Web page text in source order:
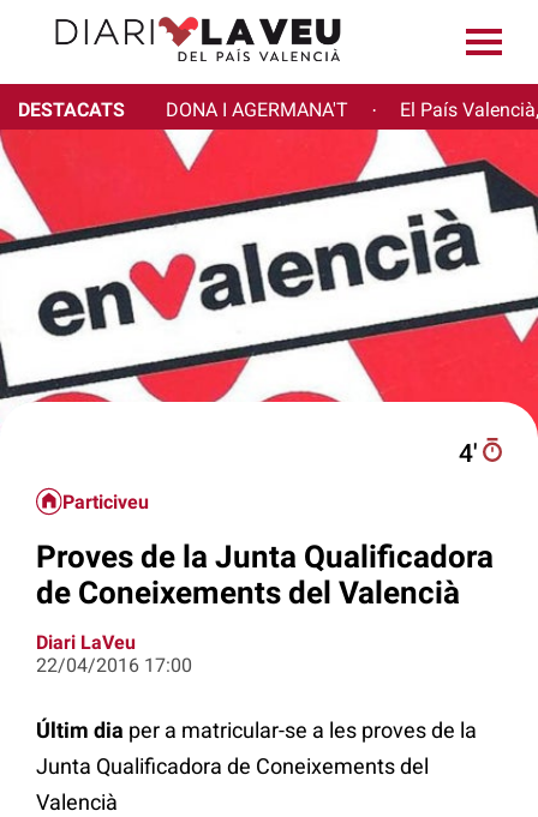
DESTACATS DONA I AGERMANA'T · El País
4′
Particiveu
Proves de la Junta Qualificadora
de Coneixements del Valencià
Diari LaVeu
22/04/2016 17:00
Últim dia per a matricular-se a les proves de la
Junta Qualificadora de Coneixements del
Valencià